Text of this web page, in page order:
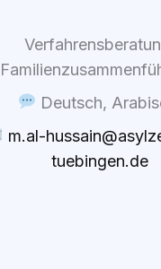
Deutsch,
m.al-
tue​bin​gen​.de